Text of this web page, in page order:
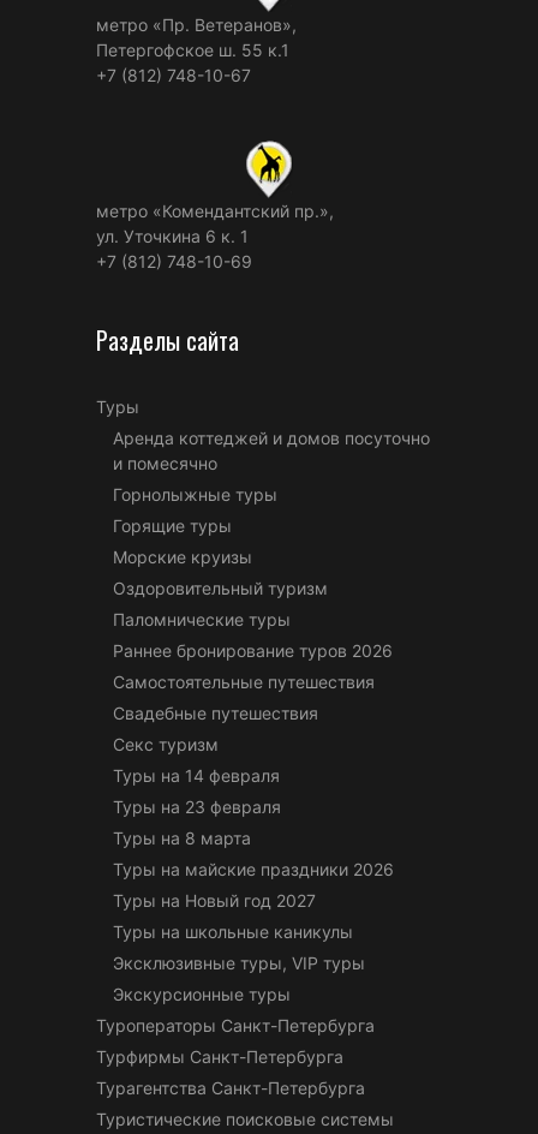
метро «Пр. Ветеранов»,
Петергофское ш. 55 к.1
+7 (812) 748-10-67
метро «Комендантский пр.»,
ул. Уточкина 6 к. 1
+7 (812) 748-10-69
Разделы сайта
Туры
Аренда коттеджей и домов посуточно
и помесячно
Горнолыжные туры
Горящие туры
Морские круизы
Оздоровительный туризм
Паломнические туры
Раннее бронирование туров 2026
Самостоятельные путешествия
Свадебные путешествия
Секс туризм
Туры на 14 февраля
Туры на 23 февраля
Туры на 8 марта
Туры на майские праздники 2026
Туры на Новый год 2027
Туры на школьные каникулы
Эксклюзивные туры, VIP туры
Экскурсионные туры
Туроператоры Санкт-Петербурга
Турфирмы Санкт-Петербурга
Турагентства Санкт-Петербурга
Туристические поисковые системы